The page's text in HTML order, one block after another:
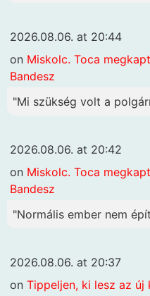
2026.08.06. at 20:44
on Miskolc. Toca
Bandesz
"Mi szükség volt a
2026.08.06. at 20:42
on Miskolc. Toca
Bandesz
"Normális ember nem
2026.08.06. at 20:37
on Tippeljen, ki lesz az új